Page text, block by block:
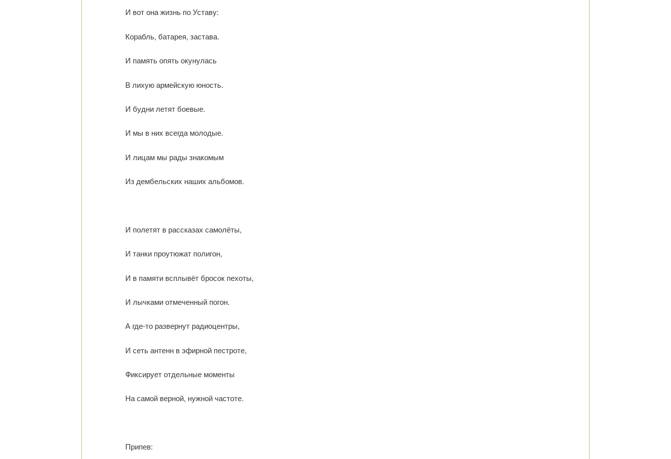
И вот она жизнь по Уставу:
Корабль, батарея, застава.
И память опять окунулась
В лихую армейскую юность.
И будни летят боевые.
И мы в них всегда молодые.
И лицам мы рады знакомым
Из дембельских наших альбомов.
И полетят в рассказах самолёты,
И танки проутюжат полигон,
И в памяти всплывёт бросок пехоты,
И лычками отмеченный погон.
А где-то развернут радиоцентры,
И сеть антенн в эфирной пестроте,
Фиксирует отдельные моменты
На самой верной, нужной частоте.
Припев: